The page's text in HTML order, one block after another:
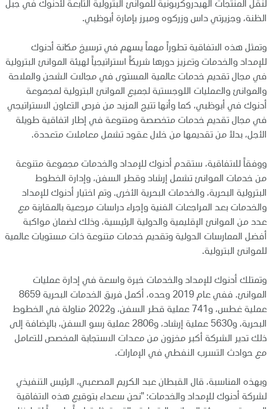
لنقل المنتجات الهيدروكربونية للموانئ البترولية التابعة لأدنوك في جبل
الظنة، وجزيرتي داس وزركوه ومبرز بإمارة أبوظبي.
وتمثل هذه الاتفاقية تطوراً مهماً يسهم في ترسيخ مكانة أدنوك
للإمداد والخدمات وتعزيز دورها شريكاً استراتيجياً لهيئة الموانئ البترولية
في مجال تقديم خدمات عالمية المستوى في مجالات الشحن والملاحة
والموانئ والعمليات اللوجستية لجميع الموانئ البترولية لمجموعة
أدنوك في أبوظبي، كما وأنها تتيح المزيد من فرص التعاون الاستراتيجي
في مجال تقديم خدمات متخصصة ومتنوعة في إطار اتفاقية طويلة
الأجل، بدلاً من تقديمها من خلال عقود تشمل معاملات متعددة.
ووفقاً للاتفاقية، ستقدم أدنوك للإمداد والخدمات مجموعة متنوعة
من خدمات الموانئ تشمل إرشاد وقطر السفن، وإدارة الخطوط
البترولية البحرية، والخدمات البحرية الأخرى. وتم اختيار أدنوك للإمداد
والخدمات بعد المراجعات الفنية وإجراء دراسات مرجعية بالمقارنة مع
عدد من الموانئ الإقليمية والدولية الرئيسية، وذلك لضمان مواكبة
أفضل الممارسات الدولية وتقديم خدمات متنوعة ذات مستويات عالمية
للموانئ البترولية.
وتمتلك أدنوك للإمداد والخدمات خبرة واسعة في إدارة عمليات
الموانئ. ففي عام 2019 وحده، أكمل فريق الخدمات البحرية 8659
عملية غطس، و741 عملية قطر السفن، و2022 مناولة في الخطوط
البحرية، و5630 عملية إرشاد، و2806 عملية رسو السفن، بالإضافة إلى
ذلك تدير الشركة أكبر مخزون من معدات الاستجابة المخصص للتعامل
مع حوادث التسرب النفطي في الإمارات.
وبهذه المناسبة، قال القبطان عبد الكريم المصعبي، الرئيس التنفيذي
لشركة أدنوك للإمداد والخدمات: "نحن سعداء بتوقيع هذه الاتفاقية